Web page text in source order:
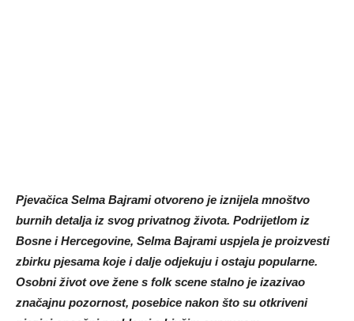
Pjevačica Selma Bajrami otvoreno je iznijela mnoštvo
burnih detalja iz svog privatnog života. Podrijetlom iz
Bosne i Hercegovine, Selma Bajrami uspjela je proizvesti
zbirku pjesama koje i dalje odjekuju i ostaju popularne.
Osobni život ove žene s folk scene stalno je izazivao
značajnu pozornost, posebice nakon što su otkriveni